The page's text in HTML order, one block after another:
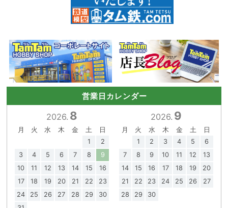
営業日カレンダー
2026. 8
月 火 水 木 金 土
日
1
2
3
4 5 6 7 8
9
10
11 12 13 14 15
16
17
18 19 20 21 22
23
24
25 26 27 28 29
30
2026. 9
月 火 水 木 金 土
日
1
2 3 4 5
6
7
8 9 10 11 12
13
14
15 16 17 18 19
20
21
22 23 24 25 26
27
28
29 30